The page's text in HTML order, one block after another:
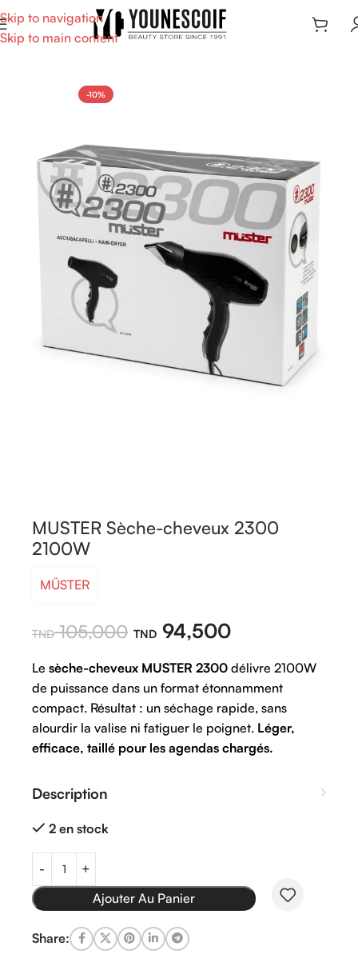
Skip to navigation
Skip to main content
-10%
MUSTER Sèche-cheveux 2300
2100W
MÜSTER
105,000 94,500
Le sèche-cheveux MUSTER 2300 délivre 2100W
de puissance dans un format étonnamment
compact. Résultat : un séchage rapide, sans
alourdir la valise ni fatiguer le poignet. Léger,
efficace, taillé pour les agendas chargés.
Description
2 en stock
Ajouter Au Panier
Share: